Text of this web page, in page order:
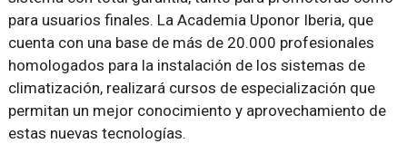
para usuarios finales. La Academia Uponor Iberia, que
cuenta con una base de más de 20.000 profesionales
homologados para la instalación de los sistemas de
climatización, realizará cursos de especialización que
permitan un mejor conocimiento y aprovechamiento de
estas nuevas tecnologías.